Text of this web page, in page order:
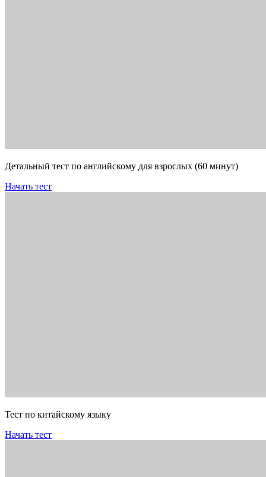
Детальный тест по английскому для взрослых (60 минут)
Начать тест
Тест по китайскому языку
Начать тест